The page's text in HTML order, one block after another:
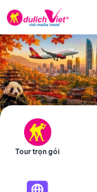
Tour trọn gói